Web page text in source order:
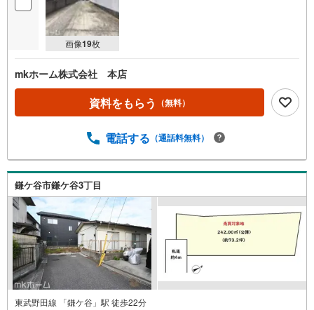
画像19枚
mkホーム株式会社 本店
資料をもらう （無料）
電話する （通話料無料）
鎌ケ谷市鎌ケ谷3丁目
東武野田線 「鎌ケ谷」駅 徒歩22分